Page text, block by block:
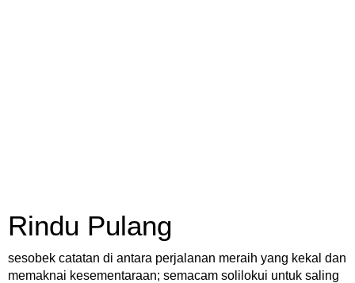
Rindu Pulang
sesobek catatan di antara perjalanan meraih yang kekal dan
memaknai kesementaraan; semacam solilokui untuk saling